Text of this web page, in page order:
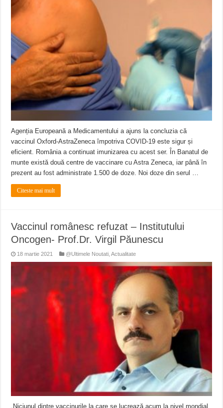
Agenția Europeană a Medicamentului a ajuns la concluzia că
vaccinul Oxford-AstraZeneca împotriva COVID-19 este sigur și
eficient. România a continuat imunizarea cu acest ser. În Banatul de
munte există două centre de vaccinare cu Astra Zeneca, iar până în
prezent au fost administrate 1.500 de doze. Noi doze din serul …
Citeste mai mult
Vaccinul românesc refuzat – Institutului
Oncogen- Prof.Dr. Virgil Păunescu
18 martie 2021 @Ultimele Noutati ,Actualitate
„Niciunul dintre vaccinurile la care se lucrează acum la nivel mondial